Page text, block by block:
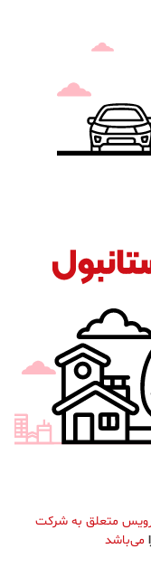
متعلق به شرکت
می‌باشد